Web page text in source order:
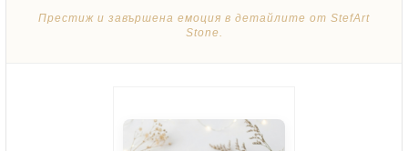
Престиж и завършена емоция в детайлите от StefArt
Stone.